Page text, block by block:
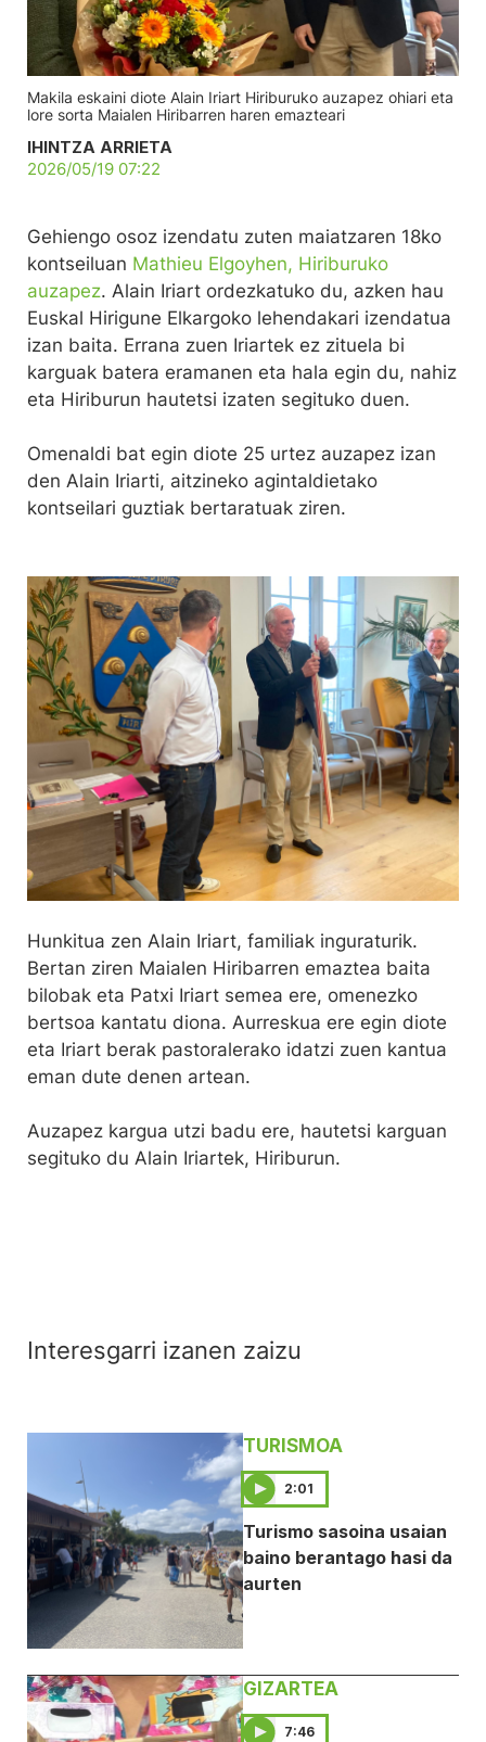
Makila eskaini diote Alain Iriart Hiriburuko auzapez ohiari eta
lore sorta Maialen Hiribarren haren emazteari
IHINTZA ARRIETA
2026/05/19 07:22
Gehiengo osoz izendatu zuten maiatzaren 18ko
kontseiluan Mathieu Elgoyhen, Hiriburuko
auzapez. Alain Iriart ordezkatuko du, azken hau
Euskal Hirigune Elkargoko lehendakari izendatua
izan baita. Errana zuen Iriartek ez zituela bi
karguak batera eramanen eta hala egin du, nahiz
eta Hiriburun hautetsi izaten segituko duen.
Omenaldi bat egin diote 25 urtez auzapez izan
den Alain Iriarti, aitzineko agintaldietako
kontseilari guztiak bertaratuak ziren.
Hunkitua zen Alain Iriart, familiak inguraturik.
Bertan ziren Maialen Hiribarren emaztea baita
bilobak eta Patxi Iriart semea ere, omenezko
bertsoa kantatu diona. Aurreskua ere egin diote
eta Iriart berak pastoralerako idatzi zuen kantua
eman dute denen artean.
Auzapez kargua utzi badu ere, hautetsi karguan
segituko du Alain Iriartek, Hiriburun.
Interesgarri izanen zaizu
TURISMOA
2:01
Turismo sasoina usaian
baino berantago hasi da
aurten
GIZARTEA
7:46